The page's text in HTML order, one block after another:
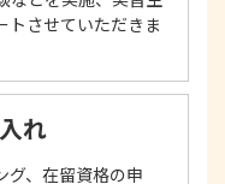
トさせていただきま
れ
グ、在留資格の申